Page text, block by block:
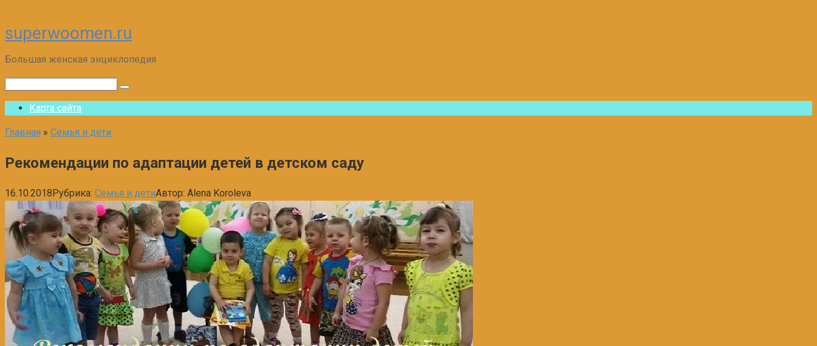
Перейти
к
контенту
superwoomen.ru
Большая женская энциклопедия
Карта сайта
Главная » Семья и дети
Рекомендации по адаптации детей в детском саду
16.10.2018Рубрика: Семья и детиАвтор: Alena Koroleva